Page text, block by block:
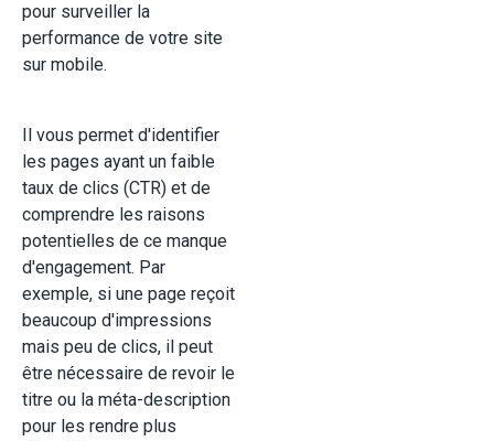
pour surveiller la
performance de votre site
sur mobile.
Il vous permet d'identifier
les pages ayant un faible
taux de clics (CTR) et de
comprendre les raisons
potentielles de ce manque
d'engagement. Par
exemple, si une page reçoit
beaucoup d'impressions
mais peu de clics, il peut
être nécessaire de revoir le
titre ou la méta-description
pour les rendre plus